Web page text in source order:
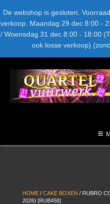
De webshop is gesloten.
verkoop. Maandag 29 dec 8:00 -
/ Woensdag 31 dec 8:00 - 18:00
ook losse verkoop)
naar
inhoud
LEVERANCIERS TYPE
NIEUW DIT JAAR
HOME / CAKE BOXEN / RUBRO
2026) [RUB458]